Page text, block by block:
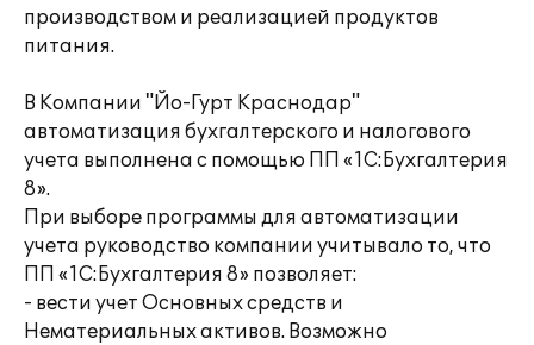
производством и реализацией продуктов
питания.
В Компании "Йо-Гурт Краснодар"
автоматизация бухгалтерского и налогового
учета выполнена с помощью ПП «1С:Бухгалтерия
8».
При выборе программы для автоматизации
учета руководство компании учитывало то, что
ПП «1С:Бухгалтерия 8» позволяет:
- вести учет Основных средств и
Нематериальных активов. Возможно